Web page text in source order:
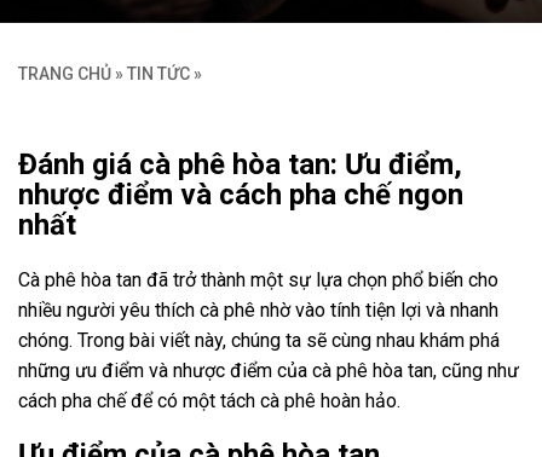
TRANG CHỦ » TIN TỨC »
Đánh giá cà phê hòa tan: Ưu điểm,
nhược điểm và cách pha chế ngon
nhất
Cà phê hòa tan đã trở thành một sự lựa chọn phổ biến cho
nhiều người yêu thích cà phê nhờ vào tính tiện lợi và nhanh
chóng. Trong bài viết này, chúng ta sẽ cùng nhau khám phá
những ưu điểm và nhược điểm của cà phê hòa tan, cũng như
cách pha chế để có một tách cà phê hoàn hảo.